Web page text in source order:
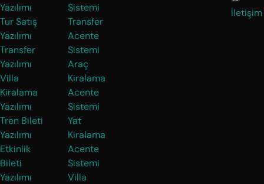
Yazılımı
Tur Satış
Yazılımı
Transfer
Yazılımı
Villa
Kiralama
Yazılımı
Tren Bileti
Yazılımı
Etkinlik
Bileti
Yazılımı
Sistemi
Transfer
Acente
Sistemi
Araç
Kiralama
Acente
Sistemi
Yat
Kiralama
Acente
Sistemi
Villa
İletişim